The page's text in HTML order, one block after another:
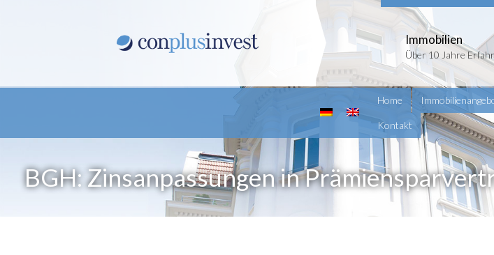
Immobilien
Über 10 Jahre
Home
Kontakt
BGH: Zinsanpassungen in